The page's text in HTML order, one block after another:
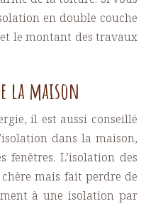
en double couche
le montant des travaux
la maison
il est aussi conseillé
dans la maison,
L’isolation des
mais fait perdre de
à une isolation par